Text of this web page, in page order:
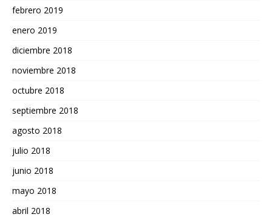
febrero 2019
enero 2019
diciembre 2018
noviembre 2018
octubre 2018
septiembre 2018
agosto 2018
julio 2018
junio 2018
mayo 2018
abril 2018